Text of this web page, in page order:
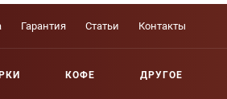
Гарантия Статьи Контакты
КОФЕ ДРУГОЕ